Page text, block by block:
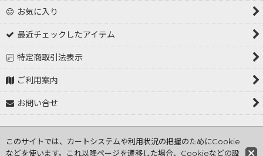
お気に入り
最近チェックしたアイテム
特定商取引法表示
ご利用案内
お問い合せ
Copyright (C) 2001～2026 tokorozawa hasiden .All Rights
Reserved
このサイトでは、カートシステムや利用状況の把握のためにCookie
などを使います。これ以降ページを遷移した場合、Cookieなどの設